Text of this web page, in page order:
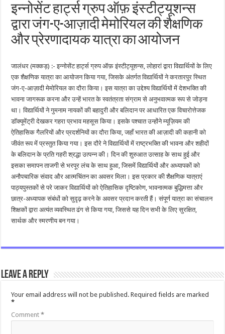
इन्नोसेंट हार्ट्स ग्रुप ऑफ़ इंस्टीट्यूशन्स
द्वारा जंग-ए-आज़ादी मेमोरियल की शैक्षणिक
और प्रेरणादायक यात्रा का आयोजन
जालंधर (मक्कड़) :- इन्नोसेंट हार्ट्स ग्रुप ऑफ़ इंस्टीट्यूशन्स, लोहारां द्वारा विद्यार्थियों के लिए
एक शैक्षणिक यात्रा का आयोजन किया गया, जिसके अंतर्गत विद्यार्थियों ने करतारपुर स्थित
जंग-ए-आज़ादी मेमोरियल का दौरा किया। इस यात्रा का उद्देश्य विद्यार्थियों में देशभक्ति की
भावना जागरूक करना और उन्हें भारत के स्वतंत्रता संग्राम से अनुभवात्मक रूप से जोड़ना
था। विद्यार्थियों ने गुमनाम नायकों की बहादुरी और बलिदान पर आधारित एक विचारोत्तेजक
डॉक्यूमेंट्री देखकर गहरा प्रभाव महसूस किया। इसके पश्चात उन्होंने म्यूज़ियम की
ऐतिहासिक गैलरियों और प्रदर्शनियों का दौरा किया, जहाँ भारत की आज़ादी की कहानी को
जीवंत रूप में प्रस्तुत किया गया। इस दौरे ने विद्यार्थियों में राष्ट्रभक्ति की भावना और शहीदों
के बलिदान के प्रति गहरी श्रद्धा उत्पन्न की। दिन की शुरुआत उत्साह के साथ हुई और
इसका समापन ताजगी से भरपूर लंच के साथ हुआ, जिसमें विद्यार्थियों और अध्यापकों को
अनौपचारिक संवाद और आत्मचिंतन का अवसर मिला। इस प्रकार की शैक्षणिक यात्राएं
पाठ्यपुस्तकों से परे जाकर विद्यार्थियों को ऐतिहासिक दृष्टिकोण, भावनात्मक बुद्धिमत्ता और
छात्र-अध्यापक संबंधों को सुदृढ़ करने के अवसर प्रदान करती हैं। संपूर्ण यात्रा का संचालन
शिक्षकों द्वारा अत्यंत व्यवस्थित ढंग से किया गया, जिससे यह दिन सभी के लिए सुरक्षित,
सार्थक और स्मरणीय बन गया।
Leave a Reply
Your email address will not be published. Required fields are marked
*
Comment*